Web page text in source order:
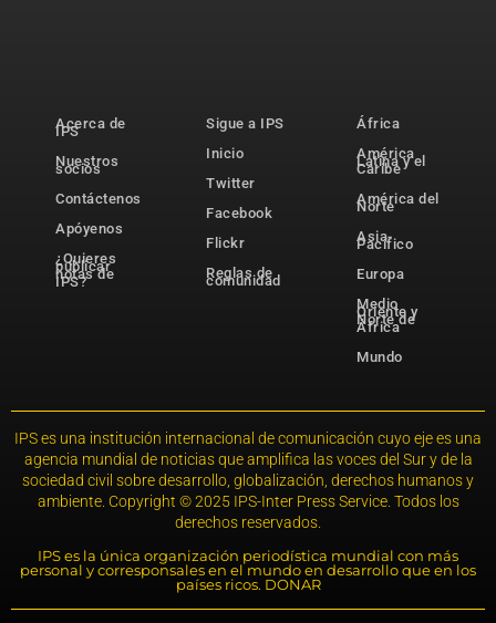
Acerca de
IPS
Nuestros
socios
Contáctenos
Apóyenos
¿Quieres
publicar
notas de
IPS?
Sigue a IPS
Inicio
Twitter
Facebook
Flickr
Reglas de
comunidad
África
América
Latina y el
Caribe
América del
Norte
Asia-
Pacífico
Europa
Medio
Oriente y
Norte de
África
Mundo
IPS es una institución internacional de comunicación cuyo eje es una
agencia mundial de noticias que amplifica las voces del Sur y de la
sociedad civil sobre desarrollo, globalización, derechos humanos y
ambiente. Copyright © 2025 IPS-Inter Press Service. Todos los
derechos reservados.
IPS es la única organización periodística mundial con más
personal y corresponsales en el mundo en desarrollo que en los
países ricos. DONAR